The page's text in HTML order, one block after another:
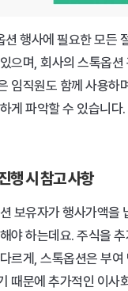
행사에 필요한 모든
으며, 회사의 스톡옵션
임직원도 함께 사용하
게 파악할 수 있습니다.
행 시 참고 사항
보유자가 행사가액을
야 하는데요. 주식을
르게, 스톡옵션은 부여
때문에 추가적인 이사